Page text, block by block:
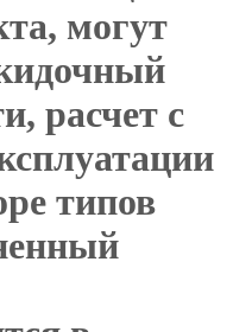
могут
расчет с
типов